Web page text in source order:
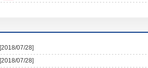
[2018/07/28]
[2018/07/28]